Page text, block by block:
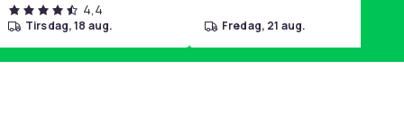
4,4
tirsdag, 18 aug. fredag, 21 aug.